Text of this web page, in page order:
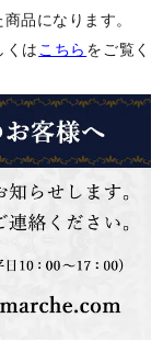
品になります。
くは こちら をご覧く